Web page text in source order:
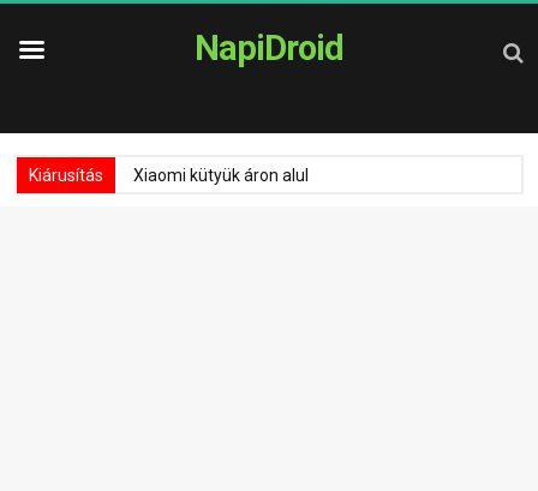
NapiDroid
Kiárusítás Xiaomi kütyük áron alul